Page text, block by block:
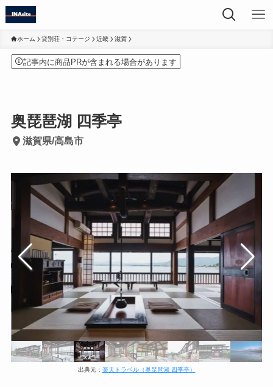
ホーム 貸別荘・コテージ 近畿 滋賀
記事内に商品PRが含まれる場合があります
奥琵琶湖 四季亭
滋賀県/高島市
出典元： 楽天トラベル（奥琵琶湖 四季亭）